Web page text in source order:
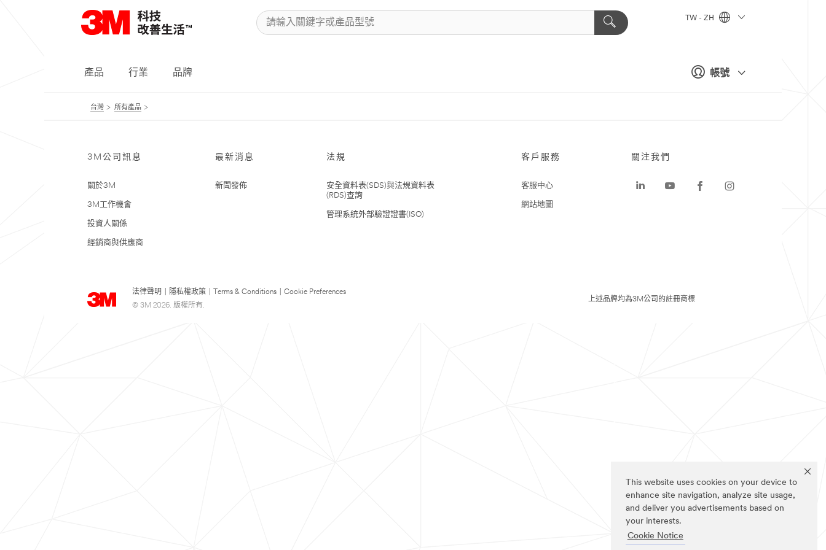
This website uses cookies on your device to
enhance site navigation, analyze site usage,
and deliver you advertisements based on
your interests.
Cookie Notice
帳號
TW - ZH
產品 行業 品牌
台灣 所有產品
3M公司訊息
關於3M
3M工作機會
投資人關係
經銷商與供應商
最新消息
新聞發佈
法規
安全資料表(SDS)與法規資料表
(RDS)查詢
管理系統外部驗證證書(ISO)
客戶服務
客服中心
網站地圖
法律聲明 隱私權政策 Terms & Conditions
Cookie Preferences
© 3M 2026. 版權所有.
關注我們
上述品牌均為3M公司的註冊商標